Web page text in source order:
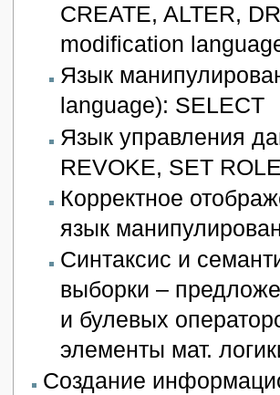
CREATE, ALTER,
modification
Язык
language): SELECT
Язык управления
REVOKE, SET
Корректное
язык
Синтаксис и
выборки –
и булевых
элементы мат.
Создание